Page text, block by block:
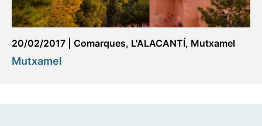
20/02/2017 Comarques, L'ALACANTÍ, Mutxamel
Mutxamel